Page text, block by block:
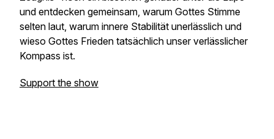
und entdecken gemeinsam, warum Gottes Stimme
selten laut, warum innere Stabilität unerlässlich und
wieso Gottes Frieden tatsächlich unser verlässlicher
Kompass ist.
Support the show